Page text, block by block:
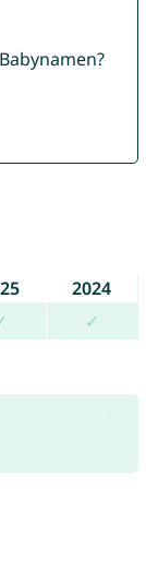
2024
✓